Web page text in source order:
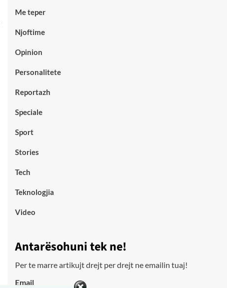
Me teper
Njoftime
Opinion
Personalitete
Reportazh
Speciale
Sport
Stories
Tech
Teknologjia
Video
Antarësohuni tek ne!
Per te marre artikujt drejt per drejt ne emailin tuaj!
Email